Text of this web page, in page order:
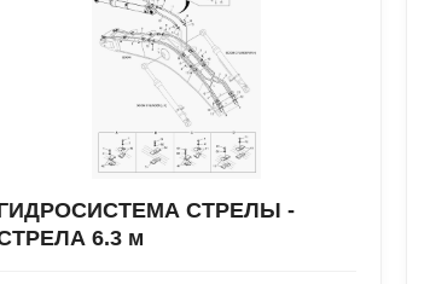
СТРЕЛЫ -
6.3 м